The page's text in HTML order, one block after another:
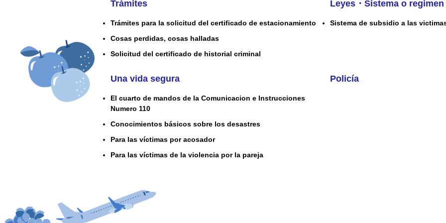
Trámites
Trámites para la solicitud del certificado de estacionamiento
Cosas perdidas, cosas halladas
Solicitud del certificado de historial criminal
Leyes・Sistema o regimen
Sistema de subsidio a las
Una vida segura
El cuarto de mandos de la Comunicacion e Instrucciones
Numero 110
Conocimientos básicos sobre los desastres
Para las víctimas por acosador
Para las víctimas de la violencia por la pareja
Policía